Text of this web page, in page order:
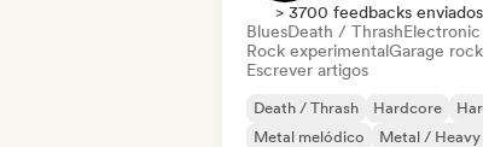
> 3700 feedbacks enviados
BluesDeath / Thrash
Rock experimentalGarage rock
Escrever artigos
Death / Thrash Hardcore
Metal melódico
Metal /